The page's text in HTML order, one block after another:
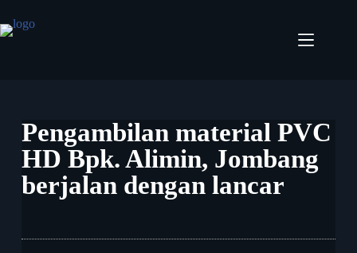
Pengambilan material PVC
HD Bpk. Alimin, Jombang
berjalan dengan lancar